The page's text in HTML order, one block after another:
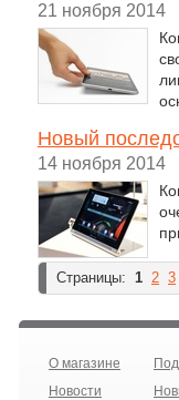
21 ноября 2014
Новый
14 ноября 2014
Страницы: 1 2 3
О магазине
Новости